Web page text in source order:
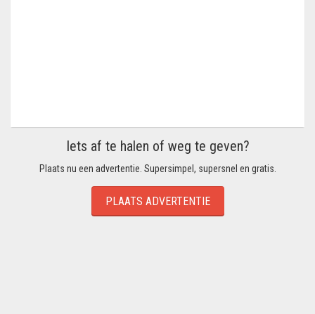
Iets af te halen of weg te geven?
Plaats nu een advertentie. Supersimpel, supersnel en gratis.
PLAATS ADVERTENTIE